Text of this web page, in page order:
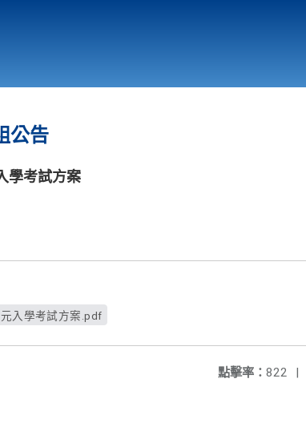
公告
學考試方案
入學考試方案.pdf
點擊率： 822 |